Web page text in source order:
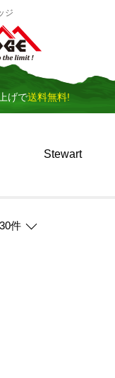
ジ
げで送料無料!
Stewart
件